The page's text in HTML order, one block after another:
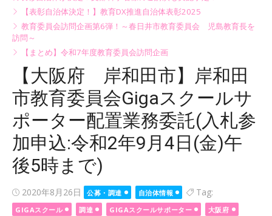
【表彰自治体決定！】教育DX推進自治体表彰2025
教育委員会訪問企画第6弾！～春日井市教育委員会 児島教育長を
訪問～
【まとめ】令和7年度教育委員会訪問企画
【大阪府 岸和田市】岸和田
市教育委員会Gigaスクールサ
ポーター配置業務委託(入札参
加申込:令和2年9月4日(金)午
後5時まで)
Posted
on
2020年8月26日 公募・調達 自治体情報 Tag:
GIGAスクール 調達 GIGAスクールサポーター
大阪府